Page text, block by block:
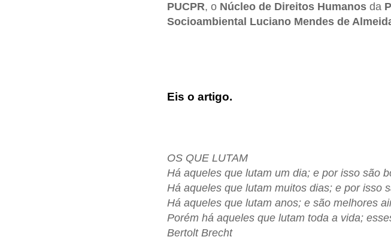
PUCPR, o Núcleo de Direitos Humanosda
Socioambiental Luciano Mendes de
Eis o artigo.
OS QUE LUTAM
Há aqueles que lutam um dia; e por isso são
Há aqueles que lutam muitos dias; e por isso
Há aqueles que lutam anos; e são melhores
Porém há aqueles que lutam toda a vida;
Bertolt Brecht